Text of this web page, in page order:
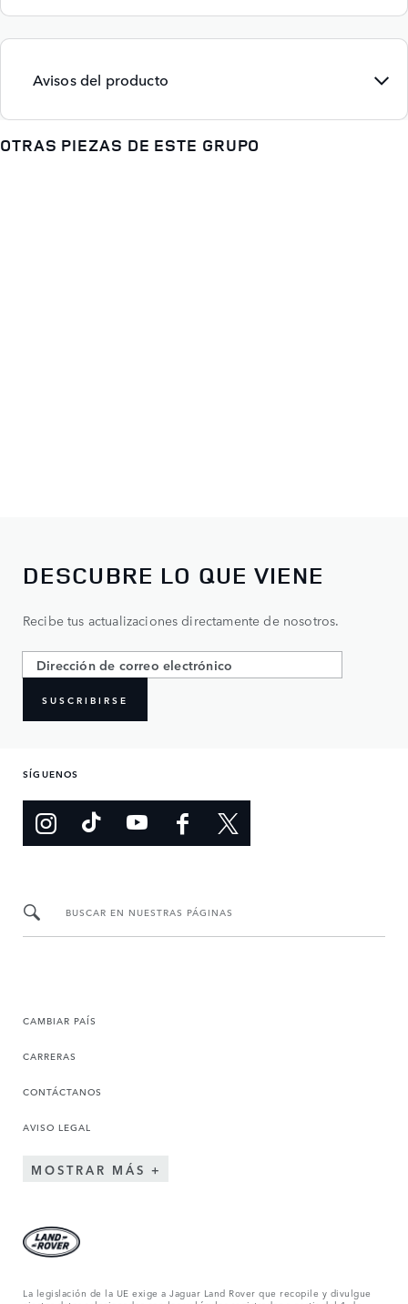
Avisos del producto
OTRAS PIEZAS DE ESTE GRUPO
DESCUBRE LO QUE VIENE
Recibe tus actualizaciones directamente de nosotros.
SUSCRIBIRSE
SÍGUENOS
BUSCAR EN NUESTRAS PÁGINAS
CAMBIAR PAÍS
CARRERAS
CONTÁCTANOS
AVISO LEGAL
MOSTRAR MÁS
La legislación de la UE exige a Jaguar Land Rover que recopile y divulgue